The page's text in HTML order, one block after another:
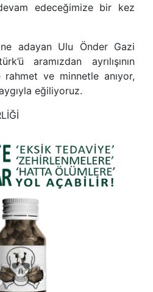
edeceğimize bir kez
adayan Ulu Önder Gazi
aramızdan ayrılışının
rahmet ve minnetle anıyor,
eğiliyoruz.